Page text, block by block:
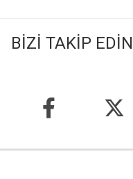
BİZİ TAKİP EDİN